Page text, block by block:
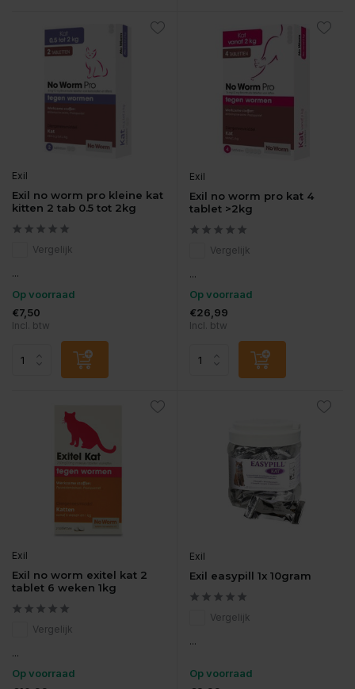
Exil
Exil no worm pro kleine kat
kitten 2 tab 0.5 tot 2kg
Vergelijk
...
Op voorraad
€7,50
Incl. btw
Exil
Exil no worm pro kat 4
tablet >2kg
Vergelijk
...
Op voorraad
€26,99
Incl. btw
Exil
Exil no worm exitel kat 2
tablet 6 weken 1kg
Vergelijk
...
Op voorraad
Exil
Exil easypill 1x 10gram
Vergelijk
...
Op voorraad